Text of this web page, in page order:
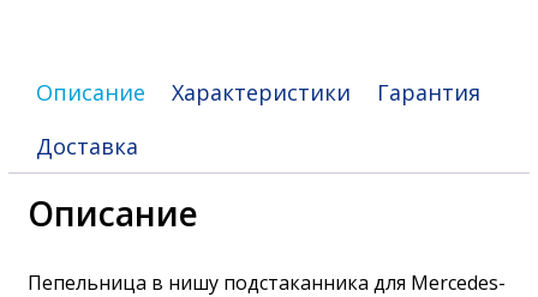
Описание Характеристики
Гарантия
Доставка
Описание
Пепельница в нишу подстаканника для Mercedes-